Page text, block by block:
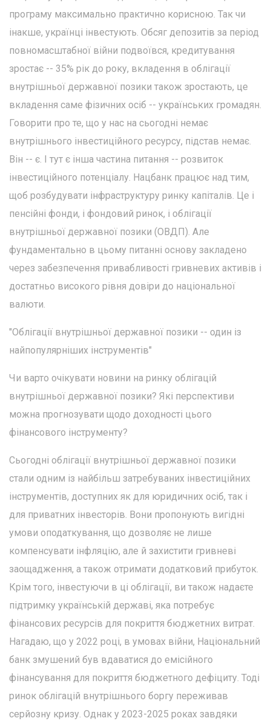
програму максимально практично корисною. Так чи
інакше, українці інвестують. Обсяг депозитів за період
повномасштабної війни подвоївся, кредитування
зростає -- 35% рік до року, вкладення в облігації
внутрішньої державної позики також зростають, це
вкладення саме фізичних осіб -- українських громадян.
Говорити про те, що у нас на сьогодні немає
внутрішнього інвестиційного ресурсу, підстав немає.
Він -- є. І тут є інша частина питання -- розвиток
інвестиційного потенціалу. Нацбанк працює над тим,
щоб розбудувати інфраструктуру ринку капіталів. Це і
пенсійні фонди, і фондовий ринок, і облігації
внутрішньої державної позики (ОВДП). Але
фундаментально в цьому питанні основу закладено
через забезпечення привабливості гривневих активів і
достатньо високого рівня довіри до національної
валюти.
"Облігації внутрішньої державної позики -- один із
найпопулярніших інструментів"
Чи варто очікувати новини на ринку облігацій
внутрішньої державної позики? Які перспективи
можна прогнозувати щодо доходності цього
фінансового інструменту?
Сьогодні облігації внутрішньої державної позики
стали одним із найбільш затребуваних інвестиційних
інструментів, доступних як для юридичних осіб, так і
для приватних інвесторів. Вони пропонують вигідні
умови оподаткування, що дозволяє не лише
компенсувати інфляцію, але й захистити гривневі
заощадження, а також отримати додатковий прибуток.
Крім того, інвестуючи в ці облігації, ви також надаєте
підтримку українській державі, яка потребує
фінансових ресурсів для покриття бюджетних витрат.
Нагадаю, що у 2022 році, в умовах війни, Національний
банк змушений був вдаватися до емісійного
фінансування для покриття бюджетного дефіциту. Тоді
ринок облігацій внутрішнього боргу переживав
серйозну кризу. Однак у 2023-2025 роках завдяки